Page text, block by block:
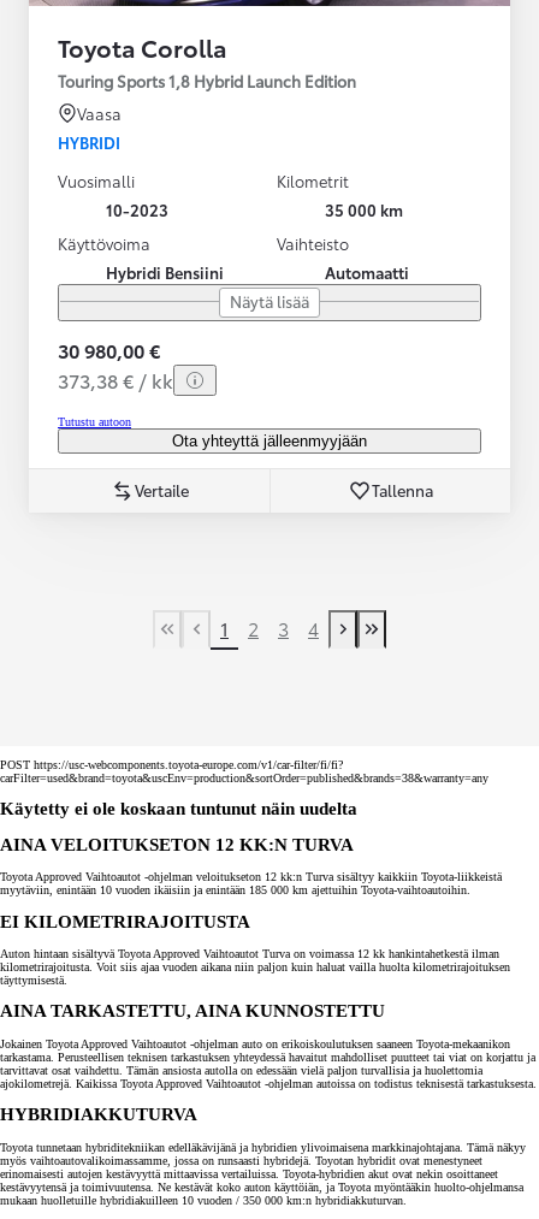
Toyota Corolla
Touring Sports 1,8 Hybrid Launch Edition
Vaasa
HYBRIDI
Vuosimalli
10-2023
Kilometrit
35 000 km
Käyttövoima
Hybridi Bensiini
Vaihteisto
Automaatti
Näytä lisää
30 980,00 €
373,38 € / kk
Tutustu autoon
Ota yhteyttä jälleenmyyjään
Vertaile Tallenna
First Page
Previous page
1 2 3 4
Next page
Last Page
POST https://usc-webcomponents.toyota-europe.com/v1/car-filter/fi/fi?
carFilter=used&brand=toyota&uscEnv=production&sortOrder=published&brands=38&warranty=any
Käytetty ei ole koskaan tuntunut näin uudelta
AINA VELOITUKSETON 12 KK:N TURVA
Toyota Approved Vaihtoautot -ohjelman veloitukseton 12 kk:n Turva sisältyy kaikkiin Toyota-liikkeistä
myytäviin, enintään 10 vuoden ikäisiin ja enintään 185 000 km ajettuihin Toyota-vaihtoautoihin.
EI KILOMETRIRAJOITUSTA
Auton hintaan sisältyvä Toyota Approved Vaihtoautot Turva on voimassa 12 kk hankintahetkestä ilman
kilometrirajoitusta. Voit siis ajaa vuoden aikana niin paljon kuin haluat vailla huolta kilometrirajoituksen
täyttymisestä.
AINA TARKASTETTU, AINA KUNNOSTETTU
Jokainen Toyota Approved Vaihtoautot -ohjelman auto on erikoiskoulutuksen saaneen Toyota-mekaanikon
tarkastama. Perusteellisen teknisen tarkastuksen yhteydessä havaitut mahdolliset puutteet tai viat on korjattu ja
tarvittavat osat vaihdettu. Tämän ansiosta autolla on edessään vielä paljon turvallisia ja huolettomia
ajokilometrejä. Kaikissa Toyota Approved Vaihtoautot -ohjelman autoissa on todistus teknisestä tarkastuksesta.
HYBRIDIAKKUTURVA
Toyota tunnetaan hybriditekniikan edelläkävijänä ja hybridien ylivoimaisena markkinajohtajana. Tämä näkyy
myös vaihtoautovalikoimassamme, jossa on runsaasti hybridejä. Toyotan hybridit ovat menestyneet
erinomaisesti autojen kestävyyttä mittaavissa vertailuissa. Toyota-hybridien akut ovat nekin osoittaneet
kestävyytensä ja toimivuutensa. Ne kestävät koko auton käyttöiän, ja Toyota myöntääkin huolto-ohjelmansa
mukaan huolletuille hybridiakuilleen 10 vuoden / 350 000 km:n hybridiakkuturvan.